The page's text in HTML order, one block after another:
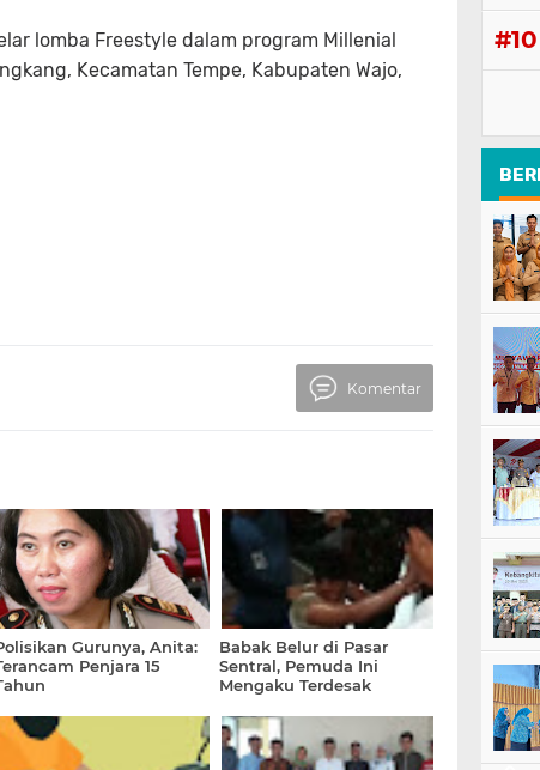
lomba Freestyle dalam program Millenial
Kecamatan Tempe, Kabupaten Wajo,
Komentar
Gurunya, Anita:
Penjara 15
Babak Belur di Pasar
Sentral, Pemuda Ini
Mengaku Terdesak